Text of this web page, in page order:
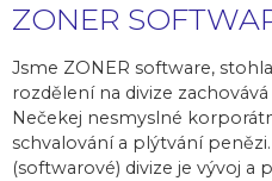
ZONER
Jsme ZONER software,
rozdělení na divize
Nečekej nesmyslné
schvalování a plýtvání
(softwarové) divize je vývoj a